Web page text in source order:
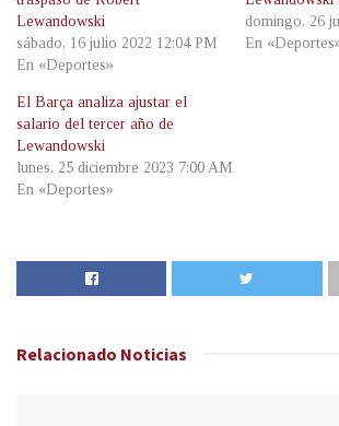
Lewandowski
sábado, 16 julio 2022 12:04 PM
En «Deportes»
domingo, 26
En
El Barça analiza ajustar el
salario del tercer año de
Lewandowski
lunes, 25 diciembre 2023 7:00 AM
En «Deportes»
Relacionado Noticias